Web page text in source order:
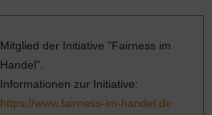
Mitglied der Initiative "Fairness im
Handel".
Informationen zur Initiative:
https://www.fairness-im-handel.de